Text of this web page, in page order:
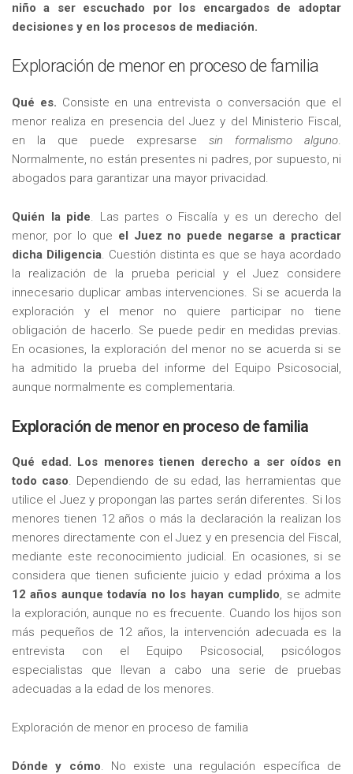
niño a ser escuchado por los encargados de adoptar
decisiones y en los procesos de mediación.
Exploración de menor en proceso de familia
Qué es. Consiste en una entrevista o conversación que el
menor realiza en presencia del Juez y del Ministerio Fiscal,
en la que puede expresarse sin formalismo alguno.
Normalmente, no están presentes ni padres, por supuesto, ni
abogados para garantizar una mayor privacidad.
Quién la pide. Las partes o Fiscalía y es un derecho del
menor, por lo que el Juez no puede negarse a practicar
dicha Diligencia. Cuestión distinta es que se haya acordado
la realización de la prueba pericial y el Juez considere
innecesario duplicar ambas intervenciones. Si se acuerda la
exploración y el menor no quiere participar no tiene
obligación de hacerlo. Se puede pedir en medidas previas.
En ocasiones, la exploración del menor no se acuerda si se
ha admitido la prueba del informe del Equipo Psicosocial,
aunque normalmente es complementaria.
Exploración de menor en proceso de familia
Qué edad. Los menores tienen derecho a ser oídos en
todo caso. Dependiendo de su edad, las herramientas que
utilice el Juez y propongan las partes serán diferentes. Si los
menores tienen 12 años o más la declaración la realizan los
menores directamente con el Juez y en presencia del Fiscal,
mediante este reconocimiento judicial. En ocasiones, si se
considera que tienen suficiente juicio y edad próxima a los
12 años aunque todavía no los hayan cumplido, se admite
la exploración, aunque no es frecuente. Cuando los hijos son
más pequeños de 12 años, la intervención adecuada es la
entrevista con el Equipo Psicosocial, psicólogos
especialistas que llevan a cabo una serie de pruebas
adecuadas a la edad de los menores.
Exploración de menor en proceso de familia
Dónde y cómo . No existe una regulación específica de